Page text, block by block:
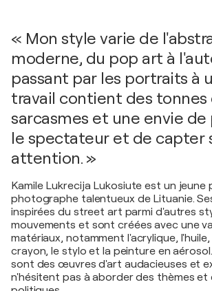
« Mon style varie de
moderne, du pop art à
passant par les portraits à
travail contient des tonnes
sarcasmes et une envie
le spectateur et de capter
attention. »
Kamile Lukrecija Lukosiute est un jeune
photographe talentueux de Lituanie.
inspirées du street art parmi d'autres
mouvements et sont créées avec une
matériaux, notamment l'acrylique,
crayon, le stylo et la peinture en
sont des œuvres d'art audacieuses et
n'hésitent pas à aborder des thèmes et